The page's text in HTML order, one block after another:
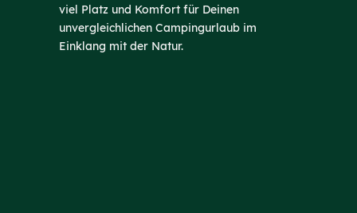
viel Platz und Komfort für Deinen
unvergleichlichen Campingurlaub im
Einklang mit der Natur.